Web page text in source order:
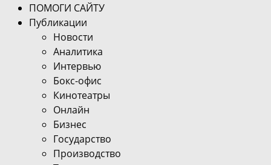
ПОМОГИ САЙТУ
Публикации
Новости
Аналитика
Интервью
Бокс-офис
Кинотеатры
Онлайн
Бизнес
Государство
Производство